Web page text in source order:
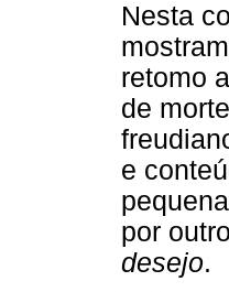
Nesta
retomo
de
e
por
desejo.